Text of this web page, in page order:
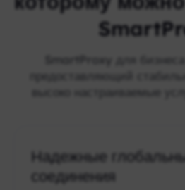
SmartProxy для
предоставляющий
высоко настраиваемые
Надежные
соединения